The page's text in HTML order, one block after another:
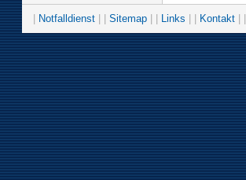
Notfalldienst Sitemap Links Kontakt